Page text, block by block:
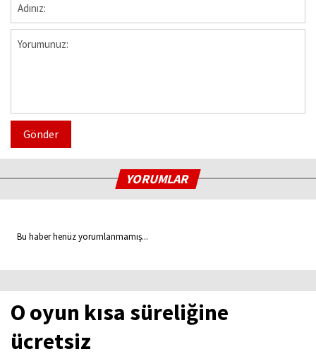
Gönder
YORUMLAR
Bu haber henüz yorumlanmamış...
O oyun kısa süreliğine
ücretsiz